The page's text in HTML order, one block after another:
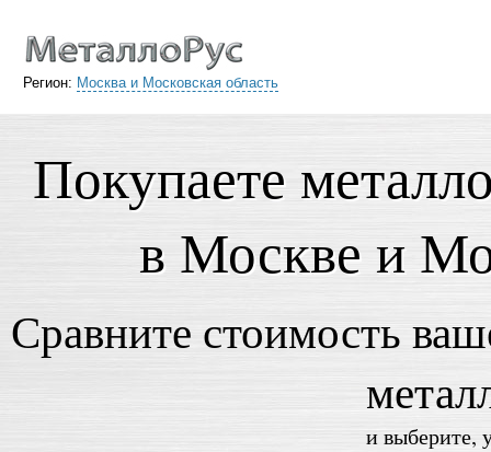
Регион: Москва и Московская область
Покупаете
в Москве и
Сравните стоимость
и выберите,